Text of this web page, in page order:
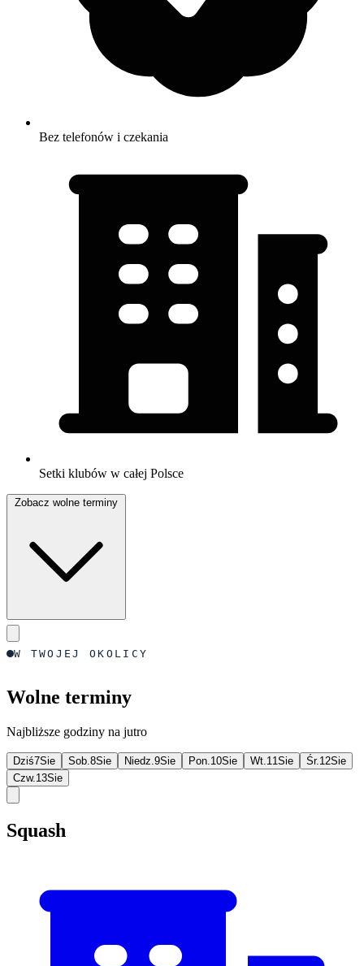
Bez telefonów i czekania
Setki klubów w całej Polsce
W TWOJEJ OKOLICY
Wolne terminy
Najbliższe godziny na jutro
Dziś7Sie Sob. 8Sie Niedz. 9Sie Pon. 10Sie Wt. 11Sie Śr. 12Sie
Czw. 13Sie
Squash